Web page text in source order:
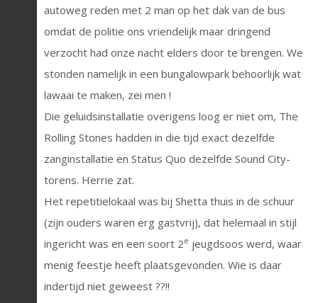
autoweg reden met 2 man op het dak van de bus
omdat de politie ons vriendelijk maar dringend
verzocht had onze nacht elders door te brengen. We
stonden namelijk in een bungalowpark behoorlijk wat
lawaai te maken, zei men !
Die geluidsinstallatie overigens loog er niet om, The
Rolling Stones hadden in die tijd exact dezelfde
zanginstallatie en Status Quo dezelfde Sound City-
torens. Herrie zat.
Het repetitielokaal was bij Shetta thuis in de schuur
(zijn ouders waren erg gastvrij), dat helemaal in stijl
ingericht was en een soort 2e jeugdsoos werd, waar
menig feestje heeft plaatsgevonden. Wie is daar
indertijd niet geweest ??!!